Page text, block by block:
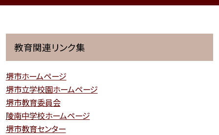
教育関連リンク集
堺市ホームページ
堺市立学校園ホームページ
堺市教育委員会
陵南中学校ホームページ
堺市教育センター